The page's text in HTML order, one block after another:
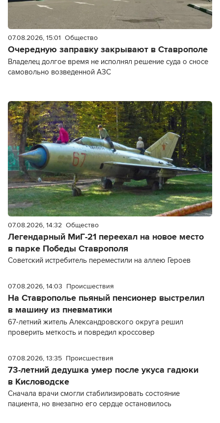
07.08.2026, 15:01 Общество
Очередную заправку закрывают в Ставрополе
Владелец долгое время не исполнял решение суда о сносе
самовольно возведенной АЗС
07.08.2026, 14:32 Общество
Легендарный МиГ-21 переехал на новое место
в парке Победы Ставрополя
Советский истребитель переместили на аллею Героев
07.08.2026, 14:03 Происшествия
На Ставрополье пьяный пенсионер выстрелил
в машину из пневматики
67-летний житель Александровского округа решил
проверить меткость и повредил кроссовер
07.08.2026, 13:35 Происшествия
73-летний дедушка умер после укуса гадюки
в Кисловодске
Сначала врачи смогли стабилизировать состояние
пациента, но внезапно его сердце остановилось